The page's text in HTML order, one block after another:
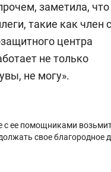
заметила, что
такие как член
центра
не только
не могу».
с ее помощниками
свое благородное